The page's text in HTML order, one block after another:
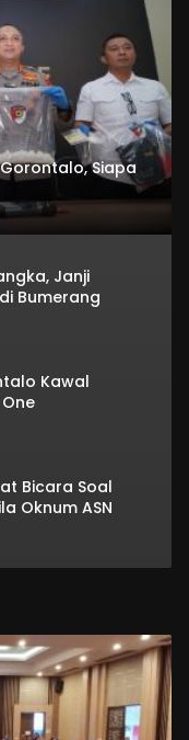
Siapa
Janji
Bumerang
Kawal
Bicara Soal
Oknum ASN